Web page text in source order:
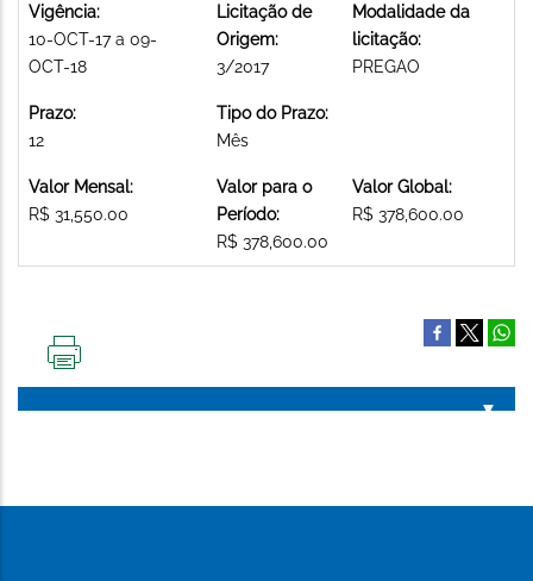
Vigência:
10-OCT-17 a 09-
OCT-18
Licitação de
Origem:
3/2017
Modalidade da
licitação:
PREGAO
Prazo:
12
Tipo do Prazo:
Mês
Valor Mensal:
R$ 31,550.00
Valor para o
Período:
R$ 378,600.00
Valor Global:
R$ 378,600.00
PÁGINA